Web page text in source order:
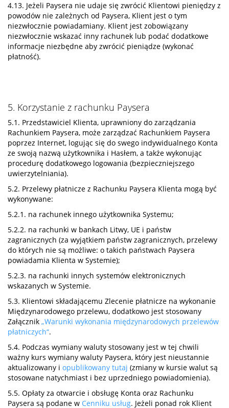
4.13. Jeżeli Paysera nie udaje się zwrócić Klientowi pieniędzy z
powodów nie zależnych od Paysera, Klient jest o tym
niezwłocznie powiadamiany. Klient jest zobowiązany
niezwłocznie wskazać inny rachunek lub podać dodatkowe
informacje niezbędne aby zwrócić pieniądze (wykonać
płatność).
5. Korzystanie z rachunku Paysera
5.1. Przedstawiciel Klienta, uprawniony do zarządzania
Rachunkiem Paysera, może zarządzać Rachunkiem Paysera
poprzez Internet, logując się do swego indywidualnego Konta
ze swoją nazwą użytkownika i Hasłem, a także wykonując
procedurę dodatkowego logowania (bezpieczniejszego
uwierzytelniania).
5.2. Przelewy płatnicze z Rachunku Paysera Klienta mogą być
wykonywane:
5.2.1. na rachunek innego użytkownika Systemu;
5.2.2. na rachunki w bankach Litwy, UE i państw
zagranicznych (za wyjątkiem państw zagranicznych, przelewy
do których nie są możliwe: o takich państwach Paysera
powiadamia Klienta w Systemie);
5.2.3. na rachunki innych systemów elektronicznych
wskazanych w Systemie.
5.3. Klientowi składającemu Zlecenie płatnicze na wykonanie
Międzynarodowego przelewu, dodatkowo jest stosowany
Załącznik „Warunki wykonania międzynarodowych przelewów
płatniczych“.
5.4. Podczas wymiany waluty stosowany jest w tej chwili
ważny kurs wymiany waluty Paysera, który jest nieustannie
aktualizowany i opublikowany tutaj (zmiany w kursie walut są
stosowane natychmiast i bez uprzedniego powiadomienia).
5.5. Opłaty za otwarcie i obsługę Konta oraz Rachunku
Paysera są podane w Cenniku usług. Jeżeli ponad rok Klient